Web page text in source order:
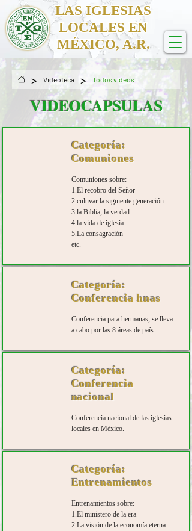
LAS IGLESIAS
LOCALES EN
MÉXICO, A.R.
> Videoteca > Todos videos
VIDEOCAPSULAS
Categoría:
Comuniones
Comuniones sobre:
1.El recobro del Señor
2.cultivar la siguiente generación
3.la Biblia, la verdad
4.la vida de iglesia
5.La consagración
etc.
Categoría:
Conferencia hnas
Conferencia para hermanas, se lleva
a cabo por las 8 áreas de país.
Categoría:
Conferencia
nacional
Conferencia nacional de las iglesias
locales en México.
Categoría:
Entrenamientos
Entrenamientos sobre:
1.El ministero de la era
2.La visión de la economía eterna